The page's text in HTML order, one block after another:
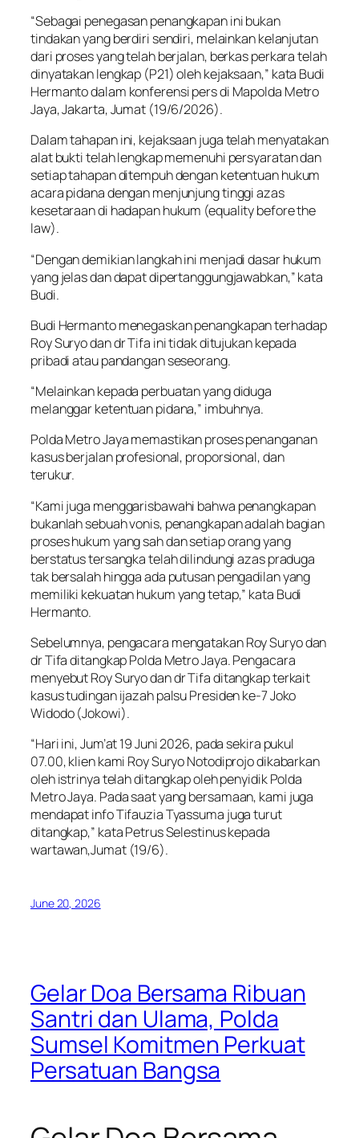
“Sebagai penegasan penangkapan ini bukan
tindakan yang berdiri sendiri, melainkan kelanjutan
dari proses yang telah berjalan, berkas perkara telah
dinyatakan lengkap (P21) oleh kejaksaan,” kata Budi
Hermanto dalam konferensi pers di Mapolda Metro
Jaya, Jakarta, Jumat (19/6/2026).
Dalam tahapan ini, kejaksaan juga telah menyatakan
alat bukti telah lengkap memenuhi persyaratan dan
setiap tahapan ditempuh dengan ketentuan hukum
acara pidana dengan menjunjung tinggi azas
kesetaraan di hadapan hukum (equality before the
law).
“Dengan demikian langkah ini menjadi dasar hukum
yang jelas dan dapat dipertanggungjawabkan,” kata
Budi.
Budi Hermanto menegaskan penangkapan terhadap
Roy Suryo dan dr Tifa ini tidak ditujukan kepada
pribadi atau pandangan seseorang.
“Melainkan kepada perbuatan yang diduga
melanggar ketentuan pidana,” imbuhnya.
Polda Metro Jaya memastikan proses penanganan
kasus berjalan profesional, proporsional, dan
terukur.
“Kami juga menggarisbawahi bahwa penangkapan
bukanlah sebuah vonis, penangkapan adalah bagian
proses hukum yang sah dan setiap orang yang
berstatus tersangka telah dilindungi azas praduga
tak bersalah hingga ada putusan pengadilan yang
memiliki kekuatan hukum yang tetap,” kata Budi
Hermanto.
Sebelumnya, pengacara mengatakan Roy Suryo dan
dr Tifa ditangkap Polda Metro Jaya. Pengacara
menyebut Roy Suryo dan dr Tifa ditangkap terkait
kasus tudingan ijazah palsu Presiden ke-7 Joko
Widodo (Jokowi).
“Hari ini, Jum’at 19 Juni 2026, pada sekira pukul
07.00, klien kami Roy Suryo Notodiprojo dikabarkan
oleh istrinya telah ditangkap oleh penyidik Polda
Metro Jaya. Pada saat yang bersamaan, kami juga
mendapat info Tifauzia Tyassuma juga turut
ditangkap,” kata Petrus Selestinus kepada
wartawan,Jumat (19/6).
June 20, 2026
Gelar Doa Bersama Ribuan
Santri dan Ulama, Polda
Sumsel Komitmen Perkuat
Persatuan Bangsa